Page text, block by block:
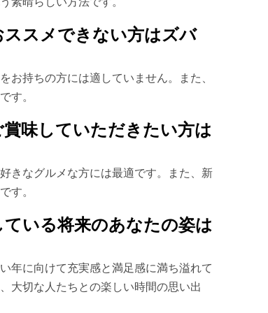
スメできない方はズバ
お持ちの方には適していません。また、
す。
味していただきたい方は
きなグルメな方には最適です。また、新
す。
いる将来のあなたの姿は
年に向けて充実感と満足感に満ち溢れて
大切な人たちとの楽しい時間の思い出